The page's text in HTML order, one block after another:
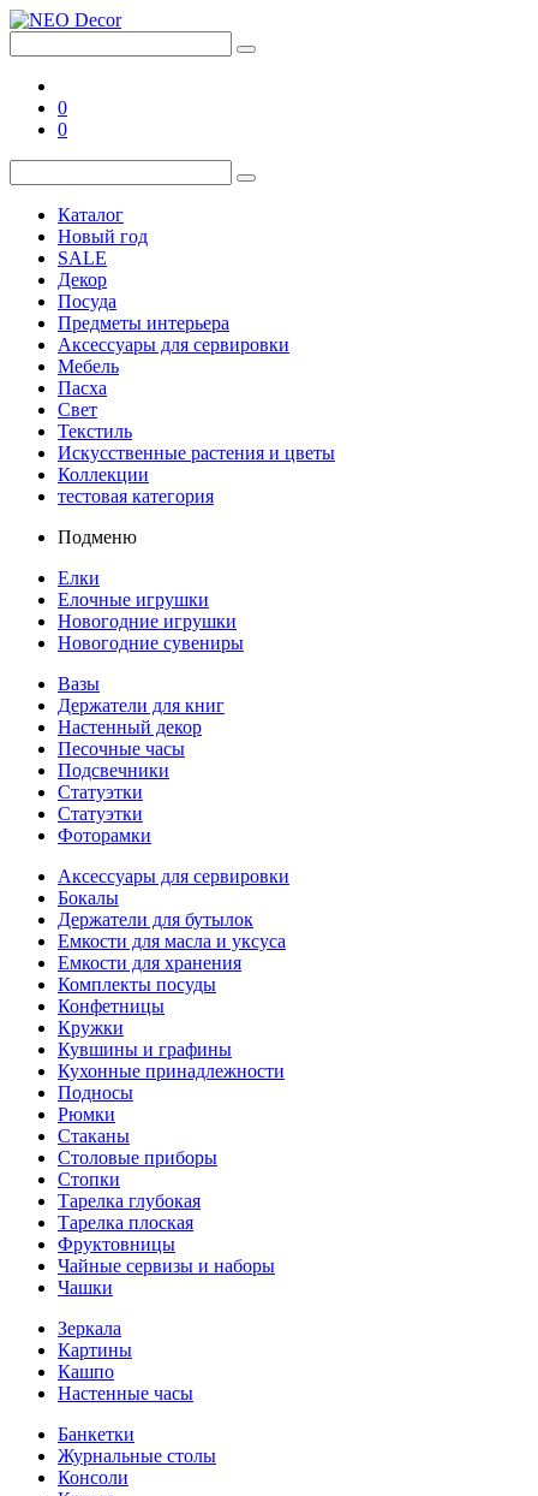
0
0
Каталог
Новый год
SALE
Декор
Посуда
Предметы интерьера
Аксессуары для сервировки
Мебель
Пасха
Свет
Текстиль
Искусственные растения и цветы
Коллекции
тестовая категория
Подменю
Елки
Елочные игрушки
Новогодние игрушки
Новогодние сувениры
Вазы
Держатели для книг
Настенный декор
Песочные часы
Подсвечники
Статуэтки
Статуэтки
Фоторамки
Аксессуары для сервировки
Бокалы
Держатели для бутылок
Емкости для масла и уксуса
Емкости для хранения
Комплекты посуды
Конфетницы
Кружки
Кувшины и графины
Кухонные принадлежности
Подносы
Рюмки
Стаканы
Столовые приборы
Стопки
Тарелка глубокая
Тарелка плоская
Фруктовницы
Чайные сервизы и наборы
Чашки
Зеркала
Картины
Кашпо
Настенные часы
Банкетки
Журнальные столы
Консоли